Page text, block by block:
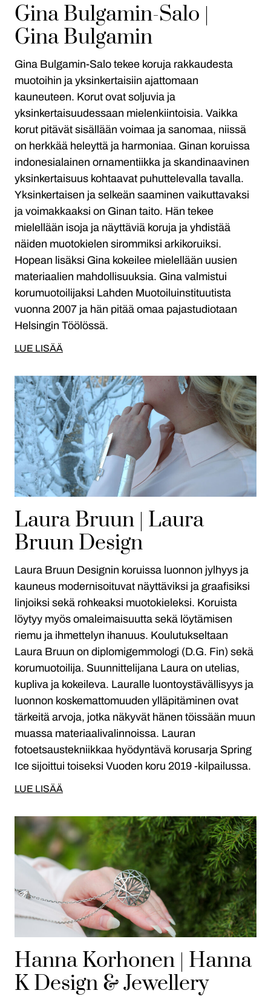
Gina Bulgamin-Salo |
Gina Bulgamin
Gina Bulgamin-Salo tekee koruja rakkaudesta
muotoihin ja yksinkertaisiin ajattomaan
kauneuteen. Korut ovat soljuvia ja
yksinkertaisuudessaan mielenkiintoisia. Vaikka
korut pitävät sisällään voimaa ja sanomaa, niissä
on herkkää heleyttä ja harmoniaa. Ginan koruissa
indonesialainen ornamentiikka ja skandinaavinen
yksinkertaisuus kohtaavat puhuttelevalla tavalla.
Yksinkertaisen ja selkeän saaminen vaikuttavaksi
ja voimakkaaksi on Ginan taito. Hän tekee
mielellään isoja ja näyttäviä koruja ja yhdistää
näiden muotokielen sirommiksi arkikoruiksi.
Hopean lisäksi Gina kokeilee mielellään uusien
materiaalien mahdollisuuksia. Gina valmistui
korumuotoilijaksi Lahden Muotoiluinstituutista
vuonna 2007 ja hän pitää omaa pajastudiotaan
Helsingin Töölössä.
LUE LISÄÄ
Laura Bruun | Laura
Bruun Design
Laura Bruun Designin koruissa luonnon jylhyys ja
kauneus modernisoituvat näyttäviksi ja graafisiksi
linjoiksi sekä rohkeaksi muotokieleksi. Koruista
löytyy myös omaleimaisuutta sekä löytämisen
riemu ja ihmettelyn ihanuus. Koulutukseltaan
Laura Bruun on diplomigemmologi (D.G. Fin) sekä
korumuotoilija. Suunnittelijana Laura on utelias,
kupliva ja kokeileva. Lauralle luontoystävällisyys ja
luonnon koskemattomuuden ylläpitäminen ovat
tärkeitä arvoja, jotka näkyvät hänen töissään muun
muassa materiaalivalinnoissa. Lauran
fotoetsaustekniikkaa hyödyntävä korusarja Spring
Ice sijoittui toiseksi Vuoden koru 2019 -kilpailussa.
LUE LISÄÄ
Hanna Korhonen | Hanna
K Design & Jewellery